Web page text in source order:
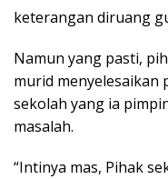
keterangan diruang
Namun yang pasti,
murid menyelesaikan
sekolah yang ia
masalah.
“Intinya mas, Pihak